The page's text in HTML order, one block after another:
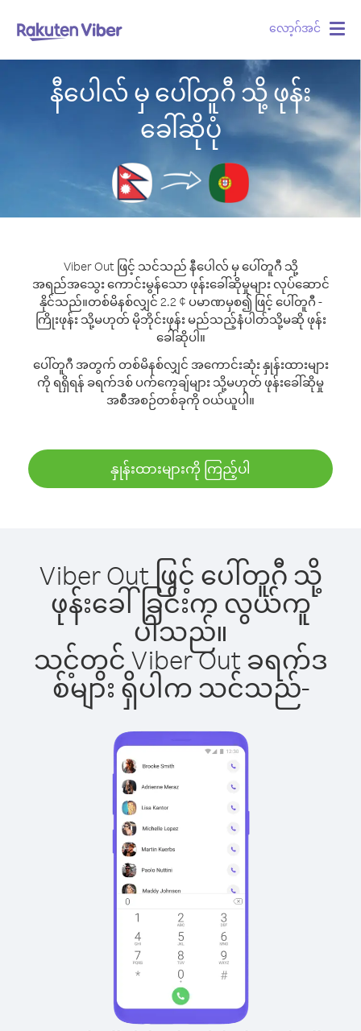
လော့ဂ်အင်
နီပေါလ် မှ ပေါ်တူဂီ သို့ ဖုန်း
ခေါ်ဆိုပုံ
Viber Out ဖြင့် သင်သည် နီပေါလ် မှ ပေါ်တူဂီ သို့
အရည်အသွေး ကောင်းမွန်သော ဖုန်းခေါ်ဆိုမှုများ လုပ်ဆောင်
နိုင်သည်။တစ်မိနစ်လျှင် 2.2 ¢ ပမာဏမှစ၍ ဖြင့် ပေါ်တူဂီ -
ကြိုးဖုန်း သို့မဟုတ် မိုဘိုင်းဖုန်း မည်သည့်နံပါတ်သို့မဆို ဖုန်း
ခေါ်ဆိုပါ။
ပေါ်တူဂီ အတွက် တစ်မိနစ်လျှင် အကောင်းဆုံး နှုန်းထားများ
ကို ရရှိရန် ခရက်ဒစ် ပက်ကေ့ချ်များ သို့မဟုတ် ဖုန်းခေါ်ဆိုမှု
အစီအစဉ်တစ်ခုကို ဝယ်ယူပါ။
နှုန်းထားများကို ကြည့်ပါ
Viber Out ဖြင့် ပေါ်တူဂီ သို့
ဖုန်းခေါ်ခြင်းက လွယ်ကူ
ပါသည်။
သင့်တွင် Viber Out ခရက်ဒ
စ်များ ရှိပါက သင်သည်-